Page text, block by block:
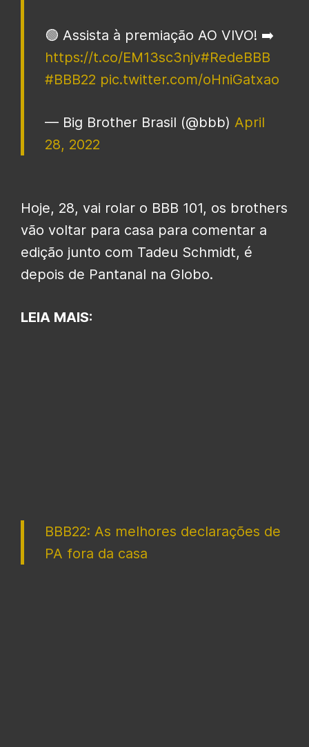
🟢 Assista à premiação AO VIVO! ➡️
https://t.co/EM13sc3njv#RedeBBB
#BBB22 pic.twitter.com/oHniGatxao
— Big Brother Brasil (@bbb) April
28, 2022
Hoje, 28, vai rolar o BBB 101, os brothers
vão voltar para casa para comentar a
edição junto com Tadeu Schmidt, é
depois de Pantanal na Globo.
LEIA MAIS:
BBB22: As melhores declarações de
PA fora da casa